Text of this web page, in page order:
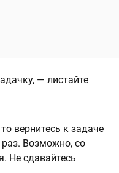
— листайте
вернитесь к задаче
раз. Возможно, со
Не сдавайтесь